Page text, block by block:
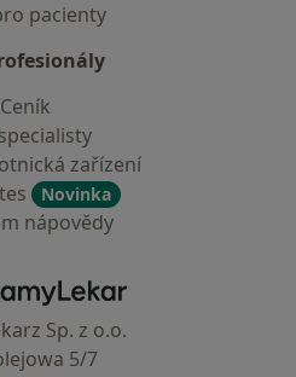
pacienty
Ceník
zařízení
Novinka
nápovědy
ZnamyLekar - Hlavní stránka
Sp. z o.o.
5/7